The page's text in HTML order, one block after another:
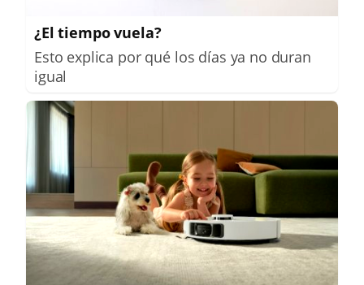
¿El tiempo vuela?
Esto explica por qué los días ya no duran
igual